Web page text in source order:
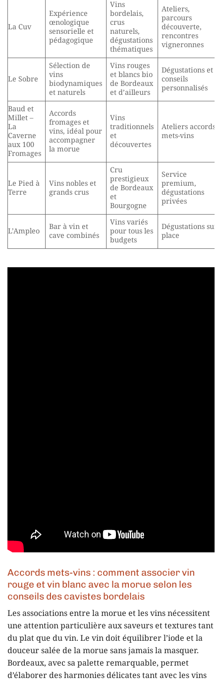
La Cuv
Expérience
œnologique
sensorielle et
pédagogique
Vins
bordelais,
crus
naturels,
dégustations
thématiques
Ateliers,
parcours
découverte,
rencontres
vigneronnes
Le Sobre
Sélection de
vins
biodynamiques
et naturels
Vins rouges
et blancs bio
de Bordeaux
et d’ailleurs
Dégustations et
conseils
personnalisés
Baud et
Millet –
La
Caverne
aux 100
Fromages
Accords
fromages et
vins, idéal pour
accompagner
la morue
Vins
traditionnels
et
découvertes
Ateliers accords
mets-vins
Le Pied à
Terre
Vins nobles et
grands crus
Cru
prestigieux
de Bordeaux
et
Bourgogne
Service
premium,
dégustations
privées
L’Ampleo
Bar à vin et
cave combinés
Vins variés
pour tous les
budgets
Dégustations sur
place
Accords mets-vins : comment associer vin
rouge et vin blanc avec la morue selon les
conseils des cavistes bordelais
Les associations entre la morue et les vins nécessitent
une attention particulière aux saveurs et textures tant
du plat que du vin. Le vin doit équilibrer l’iode et la
douceur salée de la morue sans jamais la masquer.
Bordeaux, avec sa palette remarquable, permet
d’élaborer des harmonies délicates tant avec les vins